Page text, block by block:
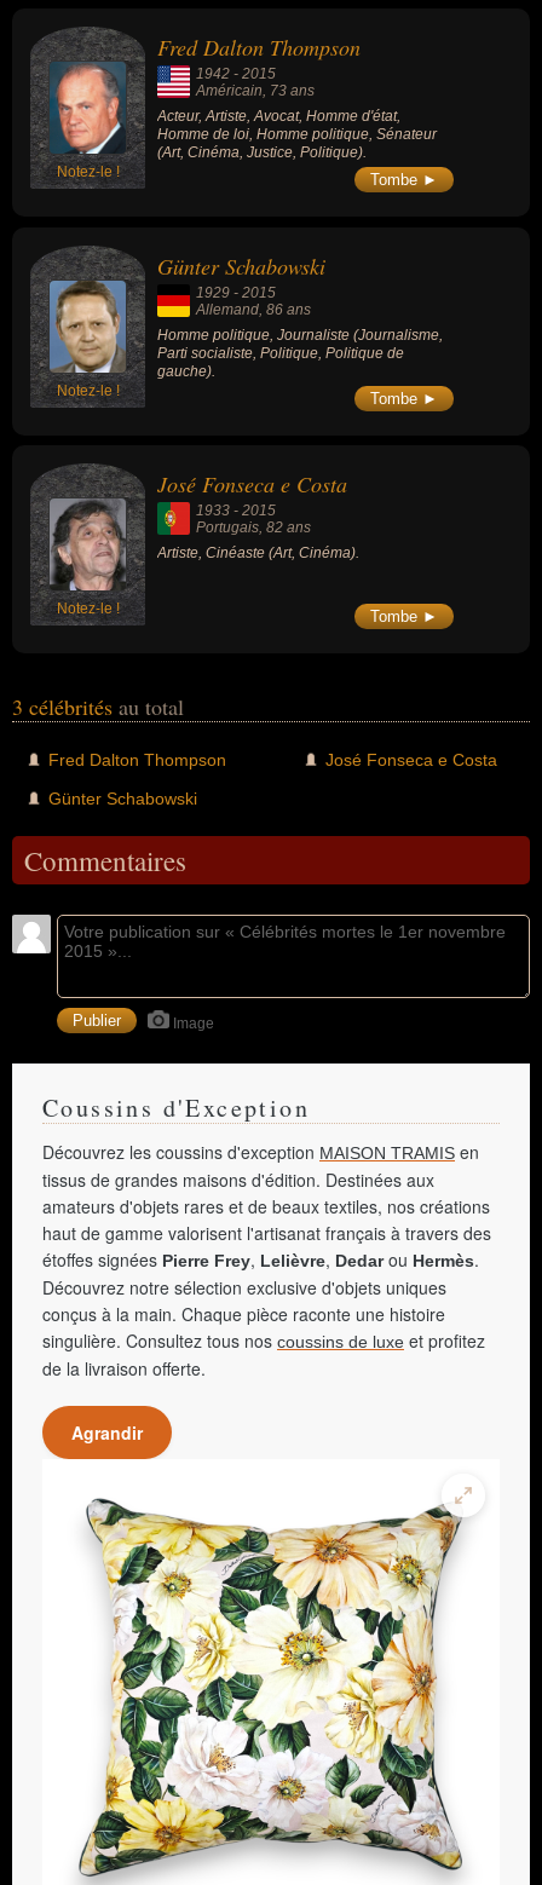
politique, sénateur, journaliste ou cinéaste. En ce qui concerne
leurs nationalités au moment de leurs morts, ils peuvent avoir été
américain, allemand ou portugais par exemple.
Notez-le !
Fred Dalton Thompson
1942 - 2015
Américain, 73 ans
Acteur, Artiste, Avocat, Homme d'état,
Homme de loi, Homme politique, Sénateur
(Art, Cinéma, Justice, Politique).
Tombe ►
Notez-le !
Günter Schabowski
1929 - 2015
Allemand , 86 ans
Homme politique, Journaliste (Journalisme,
Parti socialiste, Politique, Politique de
gauche).
Tombe ►
Notez-le !
José Fonseca e Costa
1933 - 2015
Portugais, 82 ans
Artiste, Cinéaste (Art, Cinéma).
Tombe ►
3 célébrités au total
Fred Dalton Thompson
Günter Schabowski
José Fonseca e Costa
Commentaires
Image
Coussins d'Exception
Découvrez les coussins d'exception MAISON TRAMIS en
tissus de grandes maisons d'édition. Destinées aux
amateurs d'objets rares et de beaux textiles, nos créations
haut de gamme valorisent l'artisanat français à travers des
étoffes signées Pierre Frey, Lelièvre, Dedarou Hermès.
Découvrez notre sélection exclusive d'objets uniques
conçus à la main. Chaque pièce raconte une histoire
singulière. Consultez tous nos coussins de luxe et profitez
de la livraison offerte.
Agrandir